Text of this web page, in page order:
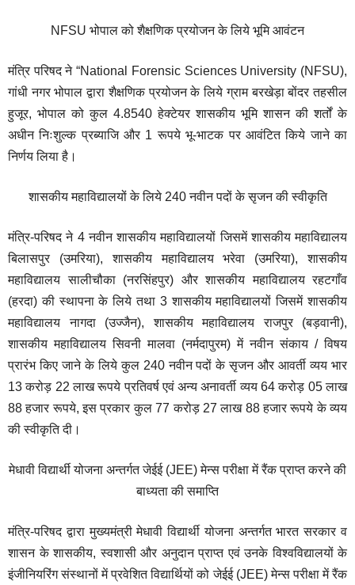
NFSU भोपाल को शैक्षणिक प्रयोजन के लिये भूमि आवंटन
मंत्रि परिषद ने “National Forensic Sciences University (NFSU),
गांधी नगर भोपाल द्वारा शैक्षणिक प्रयोजन के लिये ग्राम बरखेड़ा बोंदर तहसील
हुजूर, भोपाल को कुल 4.8540 हेक्टेयर शासकीय भूमि शासन की शर्तों के
अधीन निःशुल्क प्रब्याजि और 1 रूपये भू-भाटक पर आवंटित किये जाने का
निर्णय लिया है।
शासकीय महाविद्यालयों के लिये 240 नवीन पदों के सृजन की स्वीकृति
मंत्रि-परिषद ने 4 नवीन शासकीय महाविद्यालयों जिसमें शासकीय महाविद्यालय
बिलासपुर (उमरिया), शासकीय महाविद्यालय भरेवा (उमरिया), शासकीय
महाविद्यालय सालीचौका (नरसिंहपुर) और शासकीय महाविद्यालय रहटगाँव
(हरदा) की स्थापना के लिये तथा 3 शासकीय महाविद्यालयों जिसमें शासकीय
महाविद्यालय नागदा (उज्जैन), शासकीय महाविद्यालय राजपुर (बड़वानी),
शासकीय महाविद्यालय सिवनी मालवा (नर्मदापुरम) में नवीन संकाय / विषय
प्रारंभ किए जाने के लिये कुल 240 नवीन पदों के सृजन और आवर्ती व्यय भार
13 करोड़ 22 लाख रूपये प्रतिवर्ष एवं अन्य अनावर्ती व्यय 64 करोड़ 05 लाख
88 हजार रूपये, इस प्रकार कुल 77 करोड़ 27 लाख 88 हजार रूपये के व्यय
की स्वीकृति दी।
मेधावी विद्यार्थी योजना अन्तर्गत जेईई (JEE) मेन्स परीक्षा में रैंक प्राप्त करने की
बाध्यता की समाप्ति
मंत्रि-परिषद द्वारा मुख्यमंत्री मेधावी विद्यार्थी योजना अन्तर्गत भारत सरकार व
शासन के शासकीय, स्वशासी और अनुदान प्राप्त एवं उनके विश्वविद्यालयों के
इंजीनियरिंग संस्थानों में प्रवेशित विद्यार्थियों को जेईई (JEE) मेन्स परीक्षा में रैंक